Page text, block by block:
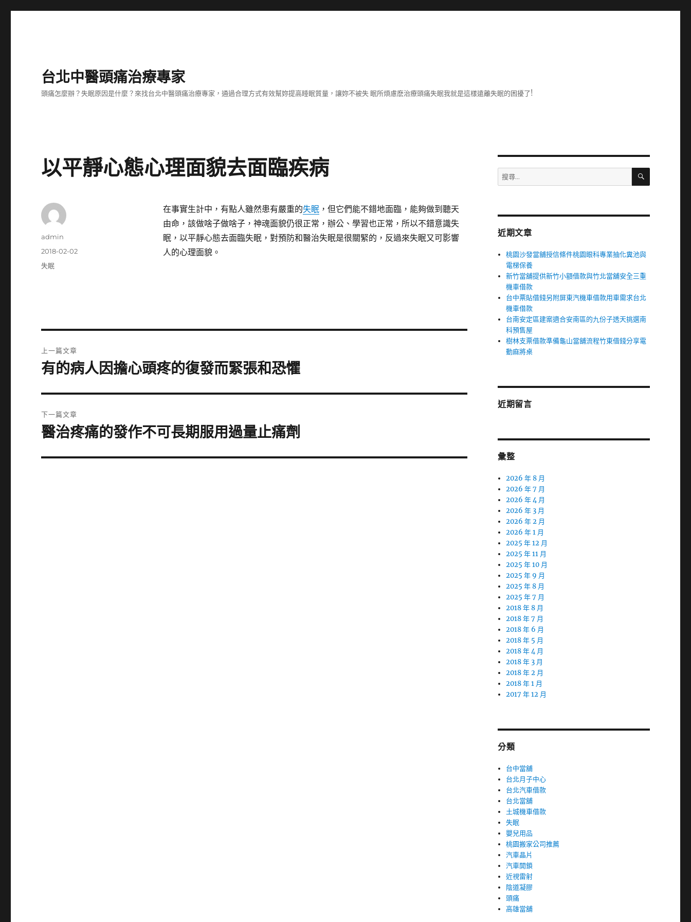
台北中醫頭痛治療專家
頭痛怎麼辦？失眠原因是什麼？來找台北中醫頭痛治療專家，通過合理方式有效幫妳提高睡眠質量，讓妳不被失 眠所煩慮麽治療頭痛失眠我就是這樣遠離失眠的困擾了!
以平靜心態心理面貌去面臨疾病
在事實生計中，有點人雖然患有嚴重的失眠，但它們能不錯地面臨，能夠做到聽天
由命，該做啥子做啥子，神魂面貌仍很正常，辦公、學習也正常，所以不錯意識失
眠，以平靜心態去面臨失眠，對預防和醫治失眠是很關緊的，反過來失眠又可影響
人的心理面貌。
作
admin
發
佈
2018-02-02
分
失眠
章
上一篇文章
上
篇
文
章:
有的病人因擔心頭疼的復發而緊張和恐懼
下一篇文章
下
篇
醫治疼痛的發作不可長期服用過量止痛劑
搜
尋
字:
搜
近期文章
桃園沙發當舖授信條件桃園眼科專業抽化糞池與
電梯保養
新竹當舖提供新竹小額借款與竹北當舖安全三重
機車借款
台中票貼借錢另附屏東汽機車借款用車需求台北
機車借款
台南安定區建案適合安南區的九份子透天挑選南
科預售屋
樹林支票借款準備龜山當舖流程竹東借錢分享電
動麻將桌
近期留言
彙整
2026 年 8 月
2026 年 7 月
2026 年 4 月
2026 年 3 月
2026 年 2 月
2026 年 1 月
2025 年 12 月
2025 年 11 月
2025 年 10 月
2025 年 9 月
2025 年 8 月
2025 年 7 月
2018 年 8 月
2018 年 7 月
2018 年 6 月
2018 年 5 月
2018 年 4 月
2018 年 3 月
2018 年 2 月
2018 年 1 月
2017 年 12 月
分類
台中當舖
台北月子中心
台北汽車借款
台北當舖
土城機車借款
失眠
嬰兒用品
桃園搬家公司推薦
汽車晶片
汽車開鎖
近視雷射
陰道凝膠
頭痛
高雄當舖